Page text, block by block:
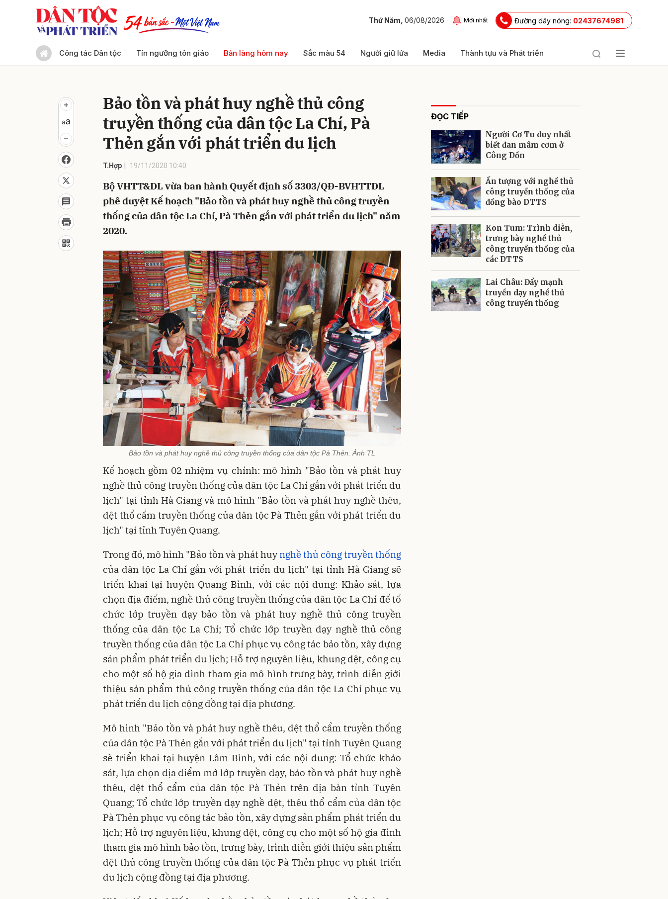
Thứ Năm, 06/08/2026 Mới nhất Đường dây nóng: 02437674981
Công tác Dân tộc Tín ngưỡng tôn giáo Bản làng hôm nay Sắc màu 54 Người giữ lửa Media Thành tựu và Phát triển
Bảo tồn và phát huy nghề thủ công
truyền thống của dân tộc La Chí, Pà
Thẻn gắn với phát triển du lịch
T.Hợp 19/11/2020 10:40
Bộ VHTT&DL vừa ban hành Quyết định số 3303/QĐ-BVHTTDL
phê duyệt Kế hoạch "Bảo tồn và phát huy nghề thủ công truyền
thống của dân tộc La Chí, Pà Thẻn gắn với phát triển du lịch" năm
2020.
Bảo tồn và phát huy nghề thủ công truyền thống của dân tộc Pà Thẻn. Ảnh TL
Kế hoạch gồm 02 nhiệm vụ chính: mô hình "Bảo tồn và phát huy
nghề thủ công truyền thống của dân tộc La Chí gắn với phát triển du
lịch" tại tỉnh Hà Giang và mô hình "Bảo tồn và phát huy nghề thêu,
dệt thổ cẩm truyền thống của dân tộc Pà Thẻn gắn với phát triển du
lịch" tại tỉnh Tuyên Quang.
Trong đó, mô hình "Bảo tồn và phát huynghề thủ công truyền thống
của dân tộc La Chí gắn với phát triển du lịch" tại tỉnh Hà Giang sẽ
triển khai tại huyện Quang Bình, với các nội dung: Khảo sát, lựa
chọn địa điểm, nghề thủ công truyền thống của dân tộc La Chí để tổ
chức lớp truyền dạy bảo tồn và phát huy nghề thủ công truyền
thống của dân tộc La Chí; Tổ chức lớp truyền dạy nghề thủ công
truyền thống của dân tộc La Chí phục vụ công tác bảo tồn, xây dựng
sản phẩm phát triển du lịch; Hỗ trợ nguyên liệu, khung dệt, công cụ
cho một số hộ gia đình tham gia mô hình trưng bày, trình diễn giới
thiệu sản phẩm thủ công truyền thống của dân tộc La Chí phục vụ
phát triển du lịch cộng đồng tại địa phương.
Mô hình "Bảo tồn và phát huy nghề thêu, dệt thổ cẩm truyền thống
của dân tộc Pà Thẻn gắn với phát triển du lịch" tại tỉnh Tuyên Quang
sẽ triển khai tại huyện Lâm Bình, với các nội dung: Tổ chức khảo
sát, lựa chọn địa điểm mở lớp truyền dạy, bảo tồn và phát huy nghề
thêu, dệt thổ cẩm của dân tộc Pà Thẻn trên địa bàn tỉnh Tuyên
Quang; Tổ chức lớp truyền dạy nghề dệt, thêu thổ cẩm của dân tộc
Pà Thẻn phục vụ công tác bảo tồn, xây dựng sản phẩm phát triển du
lịch; Hỗ trợ nguyên liệu, khung dệt, công cụ cho một số hộ gia đình
tham gia mô hình bảo tồn, trưng bày, trình diễn giới thiệu sản phẩm
dệt thủ công truyền thống của dân tộc Pà Thẻn phục vụ phát triển
du lịch cộng đồng tại địa phương.
ĐỌC TIẾP
Người Cơ Tu duy nhất
biết đan mâm cơm ở
Công Dồn
Ấn tượng với nghề thủ
công truyền thống của
đồng bào DTTS
Kon Tum: Trình diễn,
trưng bày nghề thủ
công truyền thống của
các DTTS
Lai Châu: Đẩy mạnh
truyền dạy nghề thủ
công truyền thống
Gửi bình luận
Gửi